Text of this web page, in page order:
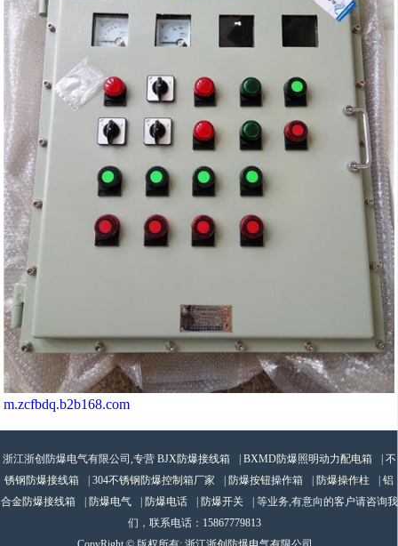
m.zcfbdq.b2b168.com
浙江浙创防爆电气有限公司,专营 BJX防爆接线箱 BXMD防爆照明动力配电箱
不
锈钢防爆接线箱
304不锈钢防爆控制箱厂家 防爆按钮操作箱 防爆操作柱
铝
合金防爆接线箱
防爆电气 防爆电话 防爆开关
| 等业务,有意向的客户请咨询我
们，联系电话： 15867779813